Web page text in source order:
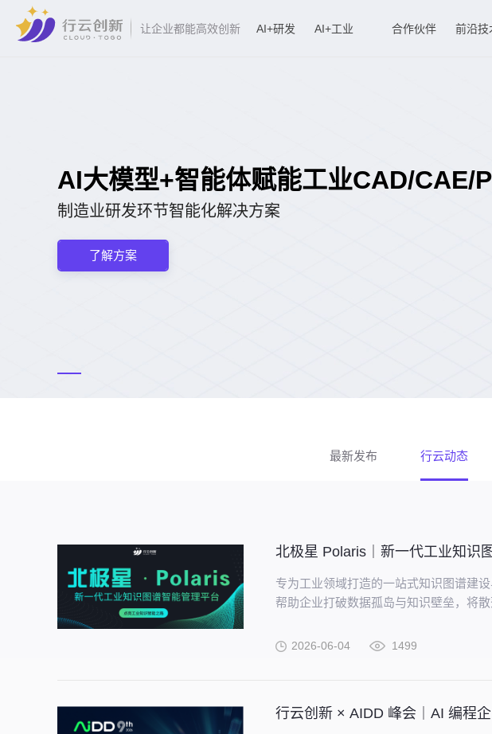
让企业都能高效创新 AI+研发 AI+工业 合作伙伴 前沿技
AI大模型+智能体赋能工业CAD/CAE/
制造业研发环节智能化解决方案
了解方案
最新发布 行云动态
专为工业领域打造的一站式知识图谱建
帮助企业打破数据孤岛与知识壁垒，将
高质量的知识并应用。
2026-06-04 1499
行云创新 × AIDD 峰会｜AI 编程